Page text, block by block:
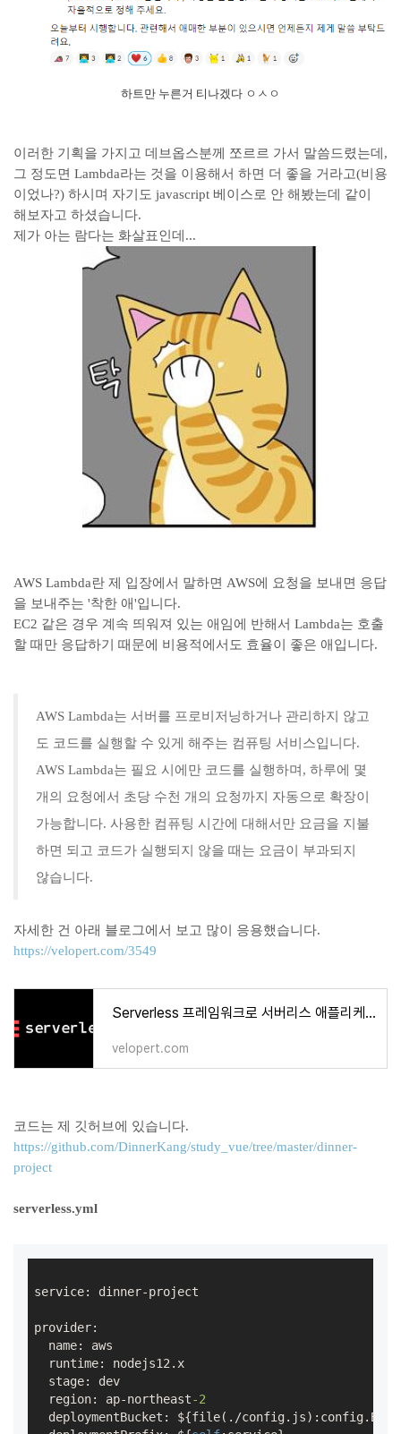
하트만 누른거 티나겠다 ㅇㅅㅇ
이러한 기획을 가지고 데브옵스분께 쪼르르 가서 말씀드렸는데,
그 정도면 Lambda라는 것을 이용해서 하면 더 좋을 거라고(비용
이었나?) 하시며 자기도 javascript 베이스로 안 해봤는데 같이
해보자고 하셨습니다.
제가 아는 람다는 화살표인데...
AWS Lambda란 제 입장에서 말하면 AWS에 요청을 보내면 응답
을 보내주는 '착한 애'입니다.
EC2 같은 경우 계속 띄워져 있는 애임에 반해서 Lambda는 호출
할 때만 응답하기 때문에 비용적에서도 효율이 좋은 애입니다.
AWS Lambda는 서버를 프로비저닝하거나 관리하지 않고
도 코드를 실행할 수 있게 해주는 컴퓨팅 서비스입니다.
AWS Lambda는 필요 시에만 코드를 실행하며, 하루에 몇
개의 요청에서 초당 수천 개의 요청까지 자동으로 확장이
가능합니다. 사용한 컴퓨팅 시간에 대해서만 요금을 지불
하면 되고 코드가 실행되지 않을 때는 요금이 부과되지
않습니다.
자세한 건 아래 블로그에서 보고 많이 응용했습니다.
https://velopert.com/3549
Serverless 프레임워크로 서버리스 애플리케이션 생성 및 배포하기 | VELOPERT.LOG
velopert.com
코드는 제 깃허브에 있습니다.
https://github.com/DinnerKang/study_vue/tree/master/dinner-
project
serverless.yml
service: dinner-project
provider:
  name: aws
  runtime: nodejs12.x
  stage: dev
  region: ap-northeast
-2
deploymentBucket: ${file(./